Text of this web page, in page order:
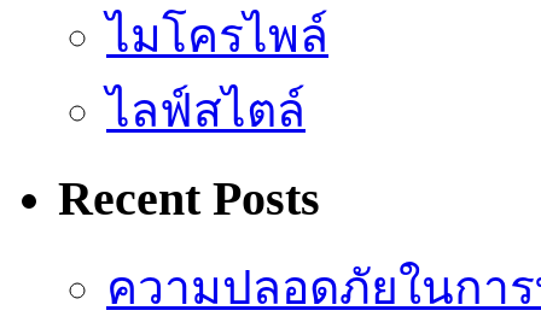
ไมโครไพล์
ไลฟ์สไตล์
Recent Posts
ความปลอดภัยในกา